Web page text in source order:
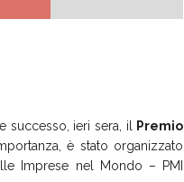
successo, ieri sera, il
Premio
è stato organizzato
Imprese nel Mondo – PMI